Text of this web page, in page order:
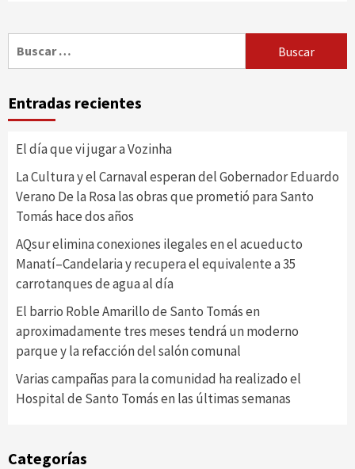
Entradas recientes
El día que vi jugar a Vozinha
La Cultura y el Carnaval esperan del Gobernador Eduardo
Verano De la Rosa las obras que prometió para Santo
Tomás hace dos años
AQsur elimina conexiones ilegales en el acueducto
Manatí–Candelaria y recupera el equivalente a 35
carrotanques de agua al día
El barrio Roble Amarillo de Santo Tomás en
aproximadamente tres meses tendrá un moderno
parque y la refacción del salón comunal
Varias campañas para la comunidad ha realizado el
Hospital de Santo Tomás en las últimas semanas
Categorías